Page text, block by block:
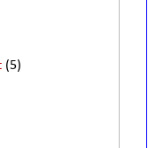
(5)